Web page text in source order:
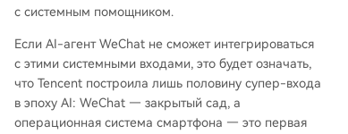
с системным помощником.
Если AI-агент WeChat не сможет интегрироваться
с этими системными входами, это будет означать,
что Tencent построила лишь половину супер-входа
в эпоху AI: WeChat — закрытый сад, а
операционная система смартфона — это первая